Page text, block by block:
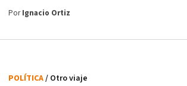
PorIgnacio Ortiz
POLÍTICA/ Otro viaje